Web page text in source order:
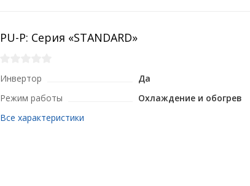
PU-P: Серия «STANDARD»
Инвертор
Да
Режим работы
Охлаждение и обогрев
Все характеристики